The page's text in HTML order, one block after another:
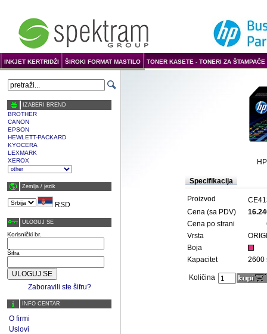
INKJET KERTRIDŽI ŠIROKI FORMAT MASTILO TONER KASETE - TONERI ZA
IZABERI BREND
BROTHER
CANON
EPSON
HEWLETT-PACKARD
KYOCERA
LEXMARK
XEROX
Zemlja / јezik
RSD
ULOGUJ SE
Korisnički br.
Šifra
Zaboravili ste šifru?
INFO CENTAR
O firmi
Uslovi
Specifikacija
Proizvod
Cena (sa PDV)
Cena po strani
Vrsta
Boja
Kapacitet
2600
Količina